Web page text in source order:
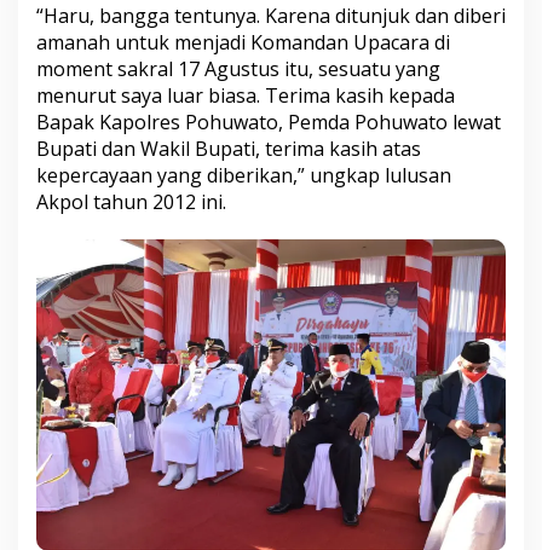
“Haru, bangga tentunya. Karena ditunjuk dan diberi
amanah untuk menjadi Komandan Upacara di
moment sakral 17 Agustus itu, sesuatu yang
menurut saya luar biasa. Terima kasih kepada
Bapak Kapolres Pohuwato, Pemda Pohuwato lewat
Bupati dan Wakil Bupati, terima kasih atas
kepercayaan yang diberikan,” ungkap lulusan
Akpol tahun 2012 ini.